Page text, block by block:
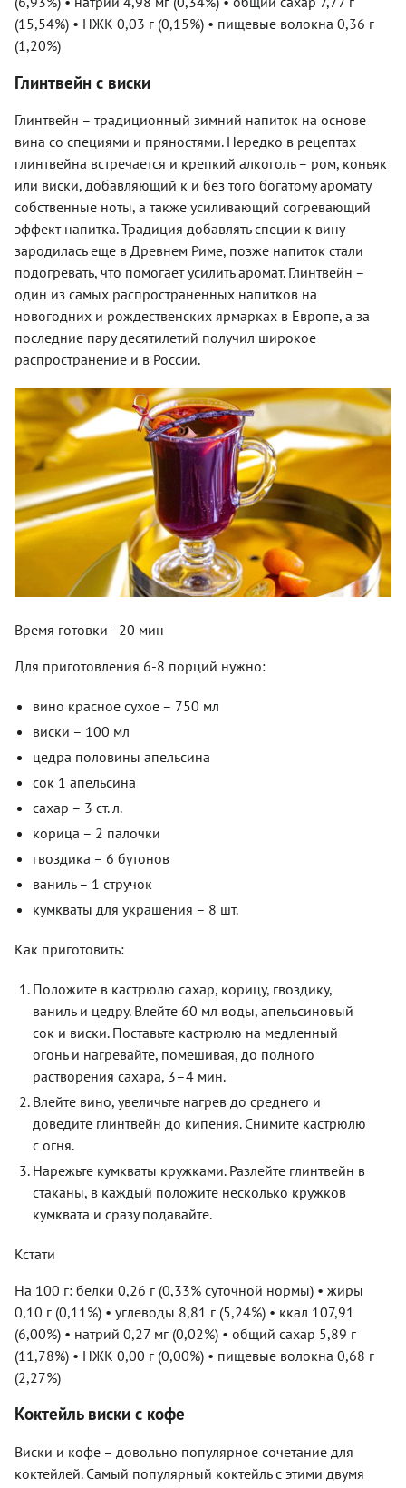
(15,54%) • НЖК 0,03 г (0,15%) • пищевые волокна 0,36 г
(1,20%)
Глинтвейн с виски
Глинтвейн – традиционный зимний напиток на основе
вина со специями и пряностями. Нередко в рецептах
глинтвейна встречается и крепкий алкоголь – ром, коньяк
или виски, добавляющий к и без того богатому аромату
собственные ноты, а также усиливающий согревающий
эффект напитка. Традиция добавлять специи к вину
зародилась еще в Древнем Риме, позже напиток стали
подогревать, что помогает усилить аромат. Глинтвейн –
один из самых распространенных напитков на
новогодних и рождественских ярмарках в Европе, а за
последние пару десятилетий получил широкое
распространение и в России.
Время готовки - 20 мин
Для приготовления 6-8 порций нужно:
вино красное сухое – 750 мл
виски – 100 мл
цедра половины апельсина
сок 1 апельсина
сахар – 3 ст. л.
корица – 2 палочки
гвоздика – 6 бутонов
ваниль – 1 стручок
кумкваты для украшения – 8 шт.
Как приготовить:
Положите в кастрюлю сахар, корицу, гвоздику,
ваниль и цедру. Влейте 60 мл воды, апельсиновый
сок и виски. Поставьте кастрюлю на медленный
огонь и нагревайте, помешивая, до полного
растворения сахара, 3–4 мин.
Влейте вино, увеличьте нагрев до среднего и
доведите глинтвейн до кипения. Снимите кастрюлю
с огня.
Нарежьте кумкваты кружками. Разлейте глинтвейн в
стаканы, в каждый положите несколько кружков
кумквата и сразу подавайте.
Кстати
На 100 г: белки 0,26 г (0,33% суточной нормы) • жиры
0,10 г (0,11%) • углеводы 8,81 г (5,24%) • ккал 107,91
(6,00%) • натрий 0,27 мг (0,02%) • общий сахар 5,89 г
(11,78%) • НЖК 0,00 г (0,00%) • пищевые волокна 0,68 г
(2,27%)
Коктейль виски с кофе
Виски и кофе – довольно популярное сочетание для
коктейлей. Самый популярный коктейль с этими двумя